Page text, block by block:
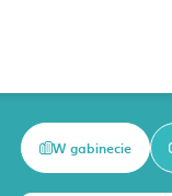
W gabinecie